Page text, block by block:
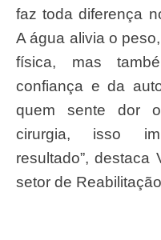
faz toda diferença
A água alivia o
física, mas
confiança e da
quem sente dor
cirurgia, isso
resultado”, destaca
setor de